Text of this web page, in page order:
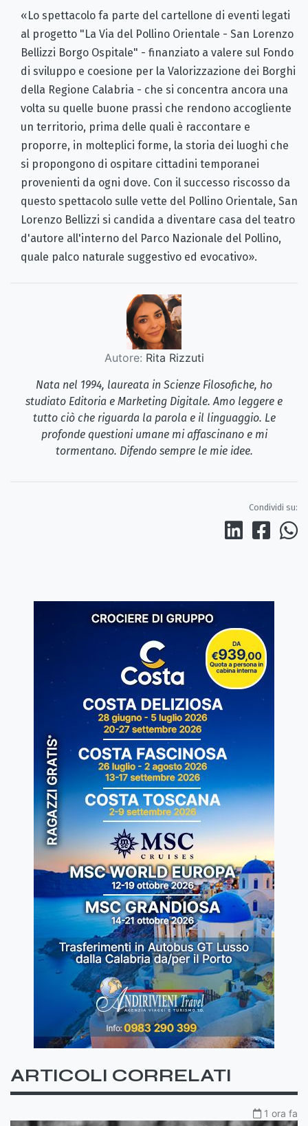
«Lo spettacolo fa parte del cartellone di eventi legati
al progetto "La Via del Pollino Orientale - San Lorenzo
Bellizzi Borgo Ospitale" - finanziato a valere sul Fondo
di sviluppo e coesione per la Valorizzazione dei Borghi
della Regione Calabria - che si concentra ancora una
volta su quelle buone prassi che rendono accogliente
un territorio, prima delle quali è raccontare e
proporre, in molteplici forme, la storia dei luoghi che
si propongono di ospitare cittadini temporanei
provenienti da ogni dove. Con il successo riscosso da
questo spettacolo sulle vette del Pollino Orientale, San
Lorenzo Bellizzi si candida a diventare casa del teatro
d'autore all'interno del Parco Nazionale del Pollino,
quale palco naturale suggestivo ed evocativo».
Autore: Rita Rizzuti
Nata nel 1994, laureata in Scienze Filosofiche, ho
studiato Editoria e Marketing Digitale. Amo leggere e
tutto ciò che riguarda la parola e il linguaggio. Le
profonde questioni umane mi affascinano e mi
tormentano. Difendo sempre le mie idee.
Condividi su:
ARTICOLI CORRELATI
1 ora fa